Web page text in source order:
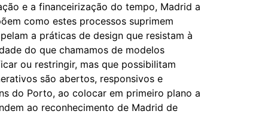
e a financeirização do tempo, Madrid a
como estes processos suprimem
a práticas de design que resistam à
do que chamamos de modelos
ou restringir, mas que possibilitam
são abertos, responsivos e
do Porto, ao colocar em primeiro plano a
ao reconhecimento de Madrid de